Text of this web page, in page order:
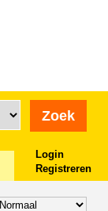
Login
Registreren